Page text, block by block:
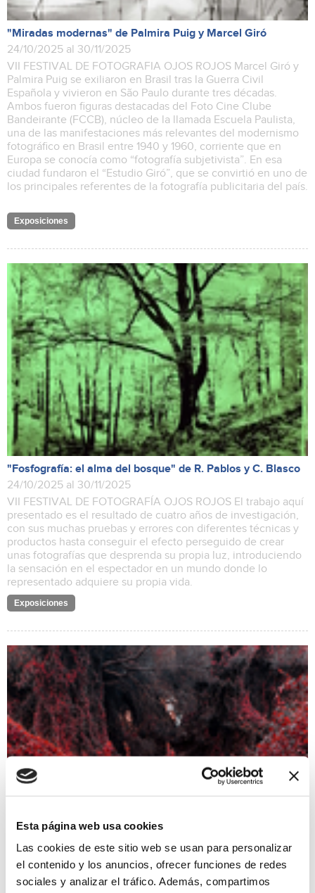
Esta página web usa cookies
Las cookies de este sitio web se usan para personalizar
el contenido y los anuncios, ofrecer funciones de redes
sociales y analizar el tráfico. Además, compartimos
"Miradas modernas" de Palmira Puig y Marcel Giró
24/10/2025 al 30/11/2025
VII FESTIVAL DE FOTOGRAFIA OJOS ROJOS Marcel Giró y
Palmira Puig se exiliaron en Brasil tras la Guerra Civil
Española y vivieron en São Paulo durante tres décadas.
Ambos fueron figuras destacadas del Foto Cine Clube
Bandeirante (FCCB), núcleo de la llamada Escuela Paulista,
una de las manifestaciones más relevantes del modernismo
fotográfico en Brasil entre 1940 y 1960, corriente que en
Europa se conocía como “fotografía subjetivista”. En esa
ciudad fundaron el “Estudio Giró”, que se convirtió en uno de
los principales referentes de la fotografía publicitaria del país.
Exposiciones
"Fosfografía: el alma del bosque" de R. Pablos y C. Blasco
24/10/2025 al 30/11/2025
VII FESTIVAL DE FOTOGRAFÍA OJOS ROJOS El trabajo aquí
presentado es el resultado de cuatro años de investigación,
con sus muchas pruebas y errores con diferentes técnicas y
productos hasta conseguir el efecto perseguido de crear
unas fotografías que desprenda su propia luz, introduciendo
la sensación en el espectador en un mundo donde lo
representado adquiere su propia vida.
Exposiciones
"Cuando duermen las tortugas" de Susana Galbis
24/10/2025 al 30/11/2025
VII FESTIVAL DE FOTOGRAFIA OJOS ROJOS Cuando